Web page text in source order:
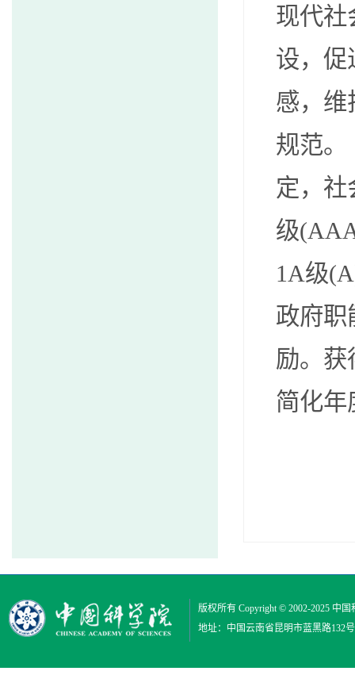
现代社
设，促
感，维
规范。
定，社
级
1A级
政府职
励。获
简化年
版权所有 Copyright © 2002-2025 中国
地址：中国云南省昆明市蓝黑路